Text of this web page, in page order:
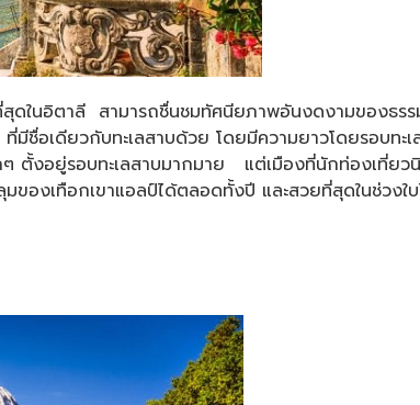
ดในอิตาลี สามารถชื่นชมทัศนียภาพอันงดงามของธรร
ชื่อเดียวกับทะเลสาบด้วย โดยมีความยาวโดยรอบทะ
ตั้งอยู่รอบทะเลสาบมากมาย แต่เมืองที่นักท่องเที่ยว
องเทือกเขาแอลป์ได้ตลอดทั้งปี และสวยที่สุดในช่วงใบ